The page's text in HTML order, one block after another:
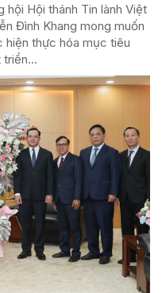
hội Hội thánh Tin lành Việt
Đình Khang mong muốn
hiện thực hóa mục tiêu